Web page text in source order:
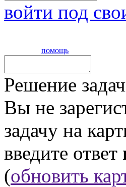
войти под
помощь
Решение
Вы не
задачу на
введите ответ
(обновить